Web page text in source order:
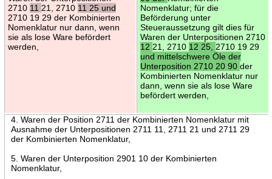
2710 11 21, 2710 11 25 und
2710 19 29 der Kombinierten
Nomenklatur nur dann, wenn
sie als lose Ware befördert
werden,
Nomenklatur; für die
Beförderung unter
Steueraussetzung gilt dies für
Waren der Unterpositionen 2710
12 21, 2710 12 25, 2710 19 29
und mittelschwere Öle der
Unterposition 2710 20 90 der
Kombinierten Nomenklatur nur
dann, wenn sie als lose Ware
befördert werden,
4. Waren der Position 2711 der Kombinierten Nomenklatur mit
Ausnahme der Unterpositionen 2711 11, 2711 21 und 2711 29
der Kombinierten Nomenklatur,
5. Waren der Unterposition 2901 10 der Kombinierten
Nomenklatur,